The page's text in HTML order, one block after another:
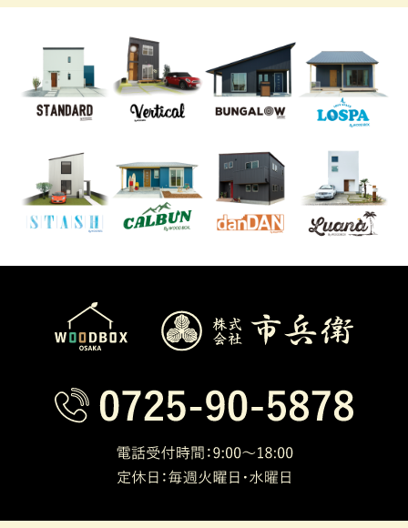
て
弊社は、事業活動を行うにあたって、お
客様の大切な情報をご提供いただいてい
ることを踏まえ、各業務実態に応じて個
人情報を保護するための情報管理体制を
確立し、個人情報の収集、利用及び提供
に関して所定の規程に則り適切な取り扱
いをいたします。
2.法令の遵守について
法令を遵守いたします。
3.安全対策について